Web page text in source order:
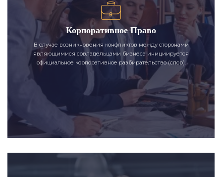
Корпоративное Право
В случае возникновения конфликтов между сторонами
являющимися совладельцами бизнеса инициируется
официальное корпоративное разбирательство (спор).